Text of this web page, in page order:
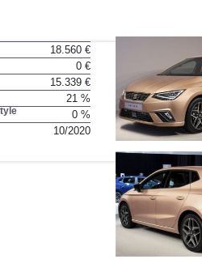
18.560 €
0 €
15.339 €
21 %
0 %
10/2020